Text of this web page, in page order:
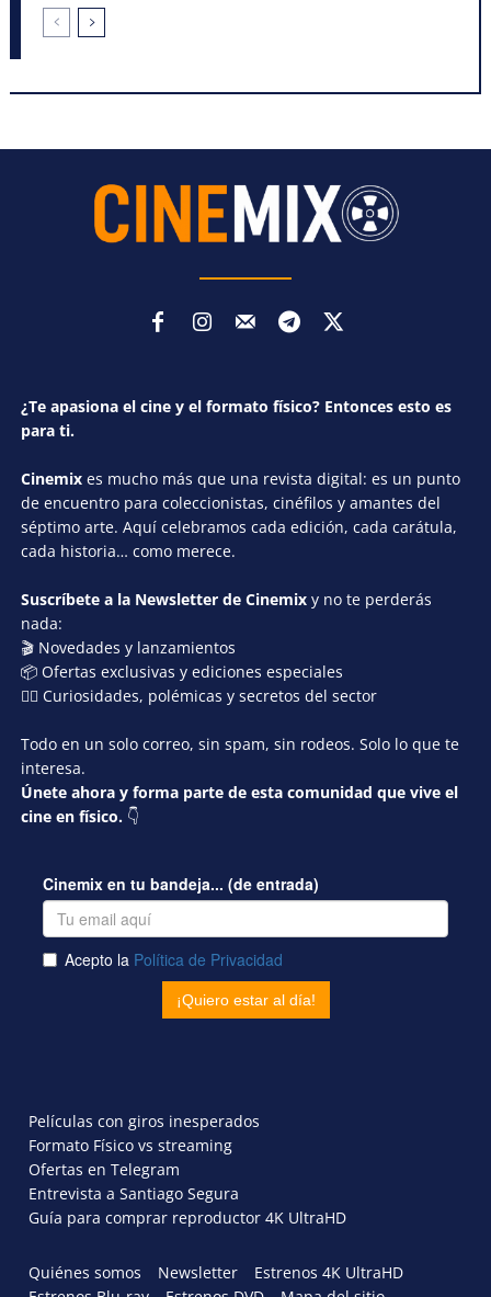
¿Te apasiona el cine y el formato físico? Entonces esto es
para ti.
Cinemix es mucho más que una revista digital: es un punto
de encuentro para coleccionistas, cinéfilos y amantes del
séptimo arte. Aquí celebramos cada edición, cada carátula,
cada historia… como merece.
Suscríbete a la Newsletter de Cinemix y no te perderás
nada:
🎬 Novedades y lanzamientos
📦 Ofertas exclusivas y ediciones especiales
🕵️‍♂️ Curiosidades, polémicas y secretos del sector
Todo en un solo correo, sin spam, sin rodeos. Solo lo que te
interesa.
Únete ahora y forma parte de esta comunidad que vive el
cine en físico. 👇
Películas con giros inesperados
Formato Físico vs streaming
Ofertas en Telegram
Entrevista a Santiago Segura
Guía para comprar reproductor 4K UltraHD
Quiénes somos Newsletter
Estrenos 4K UltraHD